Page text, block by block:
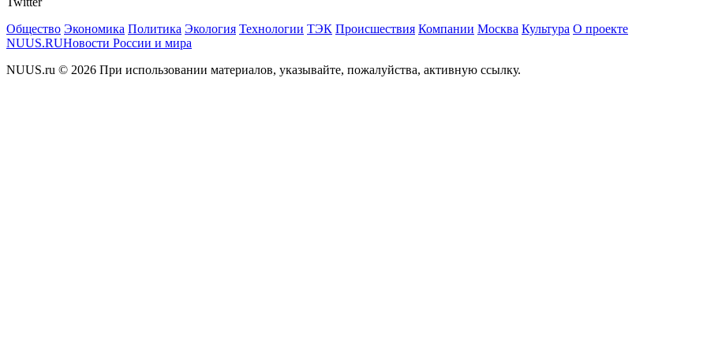
Общество Экономика Политика Экология Технологии ТЭК Происшествия Компании Москва Культура О проекте
NUUS.RUНовости России и мира
NUUS.ru © 2026 При использовании материалов, указывайте, пожалуйства, активную ссылку.